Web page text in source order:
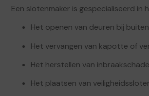
Een slotenmaker is gespecialiseerd in
Het openen van deuren bij
Het vervangen van kapotte of
Het herstellen van inbraakschade
Het plaatsen van